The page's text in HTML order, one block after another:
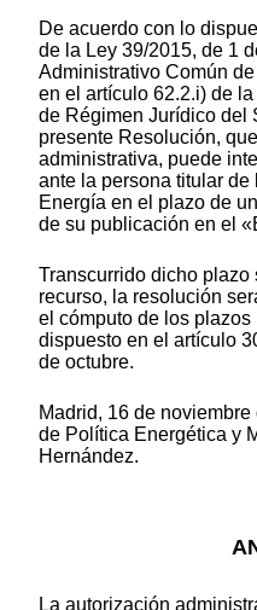
De acuerdo con lo
de la Ley 39/2015, de 1
Administrativo Común
en el artículo 62.2.i) de
de Régimen Jurídico del
presente Resolución,
administrativa, puede
ante la persona titular
Energía en el plazo de
de su publicación en el
Transcurrido dicho plazo
recurso, la resolución
el cómputo de los
dispuesto en el artículo
de octubre.
Madrid, 16 de
de Política Energética y
Hernández.
La autorización